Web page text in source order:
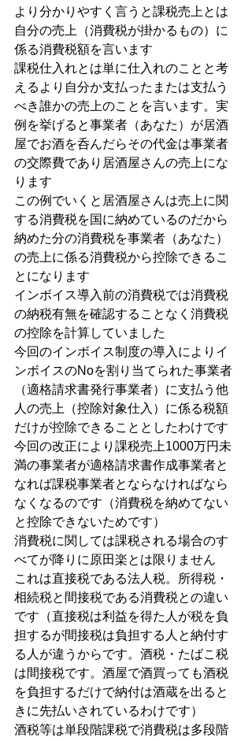
より分かりやすく言うと課税売上とは
自分の売上（消費税が掛かるもの）に
係る消費税額を言います
課税仕入れとは単に仕入れのことと考
えるより自分か支払ったまたは支払う
べき誰かの売上のことを言います。実
例を挙げると事業者（あなた）が居酒
屋でお酒を呑んだらその代金は事業者
の交際費であり居酒屋さんの売上にな
ります
この例でいくと居酒屋さんは売上に関
する消費税を国に納めているのだから
納めた分の消費税を事業者（あなた）
の売上に係る消費税から控除できるこ
とになります
インボイス導入前の消費税では消費税
の納税有無を確認することなく消費税
の控除を計算していました
今回のインボイス制度の導入によりイ
ンボイスのNoを割り当てられた事業者
（適格請求書発行事業者）に支払う他
人の売上（控除対象仕入）に係る税額
だけが控除できることとしたわけです
今回の改正により課税売上1000万円未
満の事業者が適格請求書作成事業者と
なれば課税事業者とならなければなら
なくなるのです（消費税を納めてない
と控除できないためです）
消費税に関しては課税される場合のす
べてが降りに原田楽とは限りません
これは直接税である法人税。所得税・
相続税と間接税である消費税との違い
です（直接税は利益を得た人が税を負
担するが間接税は負担する人と納付す
る人が違うからです。酒税・たばこ税
は間接税です。酒屋で酒買っても酒税
を負担するだけで納付は酒蔵を出ると
きに先払いされているわけです）
酒税等は単段階課税で消費税は多段階